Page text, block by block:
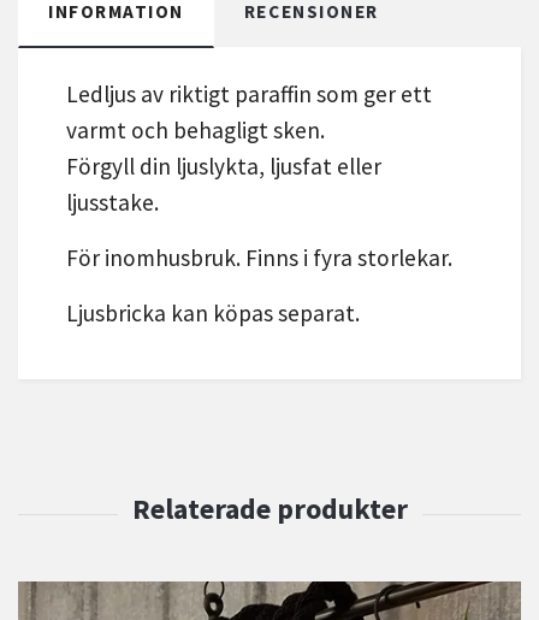
INFORMATION RECENSIONER
Ledljus av riktigt paraffin som ger ett
varmt och behagligt sken.
Förgyll din ljuslykta, ljusfat eller
ljusstake.
För inomhusbruk. Finns i fyra storlekar.
Ljusbricka kan köpas separat.